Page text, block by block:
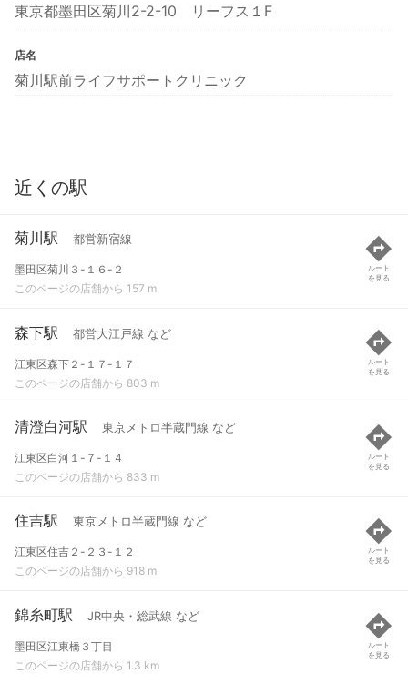
東京都墨田区菊川2-2-10 リーフス１F
店名
菊川駅前ライフサポートクリニック
近くの駅
菊川駅 都営新宿線
墨田区菊川３-１６-２
このページの店舗から 157 m
ルート
を見る
森下駅 都営大江戸線 など
江東区森下２-１７-１７
このページの店舗から 803 m
ルート
を見る
清澄白河駅 東京メトロ半蔵門線 など
江東区白河１-７-１４
このページの店舗から 833 m
ルート
を見る
住吉駅 東京メトロ半蔵門線 など
江東区住吉２-２３-１２
このページの店舗から 918 m
ルート
を見る
錦糸町駅 JR中央・総武線 など
墨田区江東橋３丁目
このページの店舗から 1.3 km
ルート
を見る